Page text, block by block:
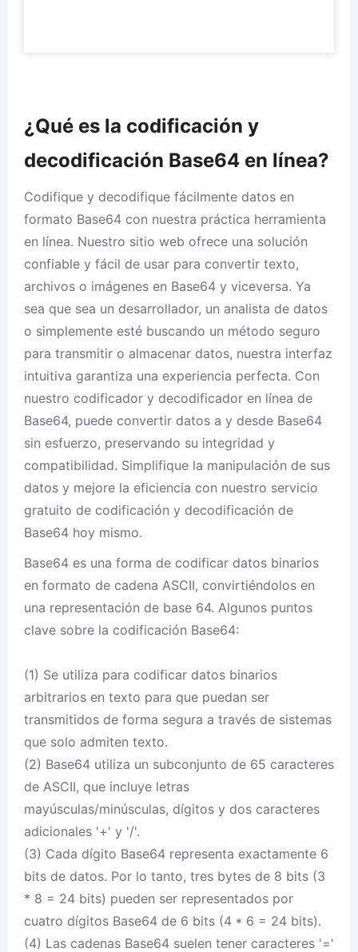
¿Qué es la codificación y
decodificación Base64 en línea?
Codifique y decodifique fácilmente datos en
formato Base64 con nuestra práctica herramienta
en línea. Nuestro sitio web ofrece una solución
confiable y fácil de usar para convertir texto,
archivos o imágenes en Base64 y viceversa. Ya
sea que sea un desarrollador, un analista de datos
o simplemente esté buscando un método seguro
para transmitir o almacenar datos, nuestra interfaz
intuitiva garantiza una experiencia perfecta. Con
nuestro codificador y decodificador en línea de
Base64, puede convertir datos a y desde Base64
sin esfuerzo, preservando su integridad y
compatibilidad. Simplifique la manipulación de sus
datos y mejore la eficiencia con nuestro servicio
gratuito de codificación y decodificación de
Base64 hoy mismo.
Base64 es una forma de codificar datos binarios
en formato de cadena ASCII, convirtiéndolos en
una representación de base 64. Algunos puntos
clave sobre la codificación Base64:
(1) Se utiliza para codificar datos binarios
arbitrarios en texto para que puedan ser
transmitidos de forma segura a través de sistemas
que solo admiten texto.
(2) Base64 utiliza un subconjunto de 65 caracteres
de ASCII, que incluye letras
mayúsculas/minúsculas, dígitos y dos caracteres
adicionales '+' y '/'.
(3) Cada dígito Base64 representa exactamente 6
bits de datos. Por lo tanto, tres bytes de 8 bits (3
* 8 = 24 bits) pueden ser representados por
cuatro dígitos Base64 de 6 bits (4 * 6 = 24 bits).
(4) Las cadenas Base64 suelen tener caracteres '='